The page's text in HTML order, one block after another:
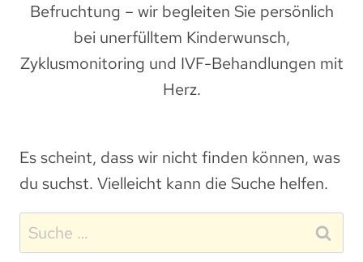
Befruchtung – wir begleiten Sie persönlich
bei unerfülltem Kinderwunsch,
Zyklusmonitoring und IVF-Behandlungen mit
Herz.
Es scheint, dass wir nicht finden können, was
du suchst. Vielleicht kann die Suche helfen.
Suche
nach: